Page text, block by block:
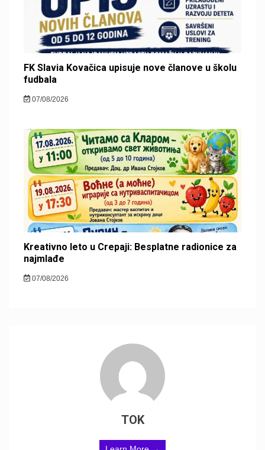
FK Slavia Kovačica upisuje nove članove u školu
fudbala
07/08/2026
Kreativno leto u Crepaji: Besplatne radionice za
najmlađe
07/08/2026
TOK